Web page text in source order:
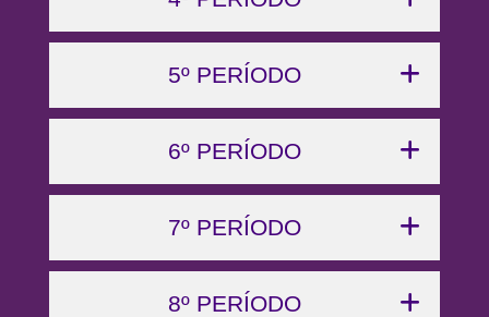
5º PERÍODO
6º PERÍODO
7º PERÍODO
8º PERÍODO